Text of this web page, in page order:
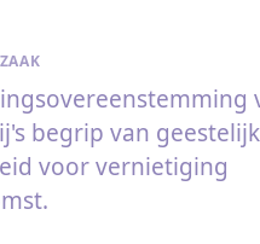
begrip van
voor vernietiging